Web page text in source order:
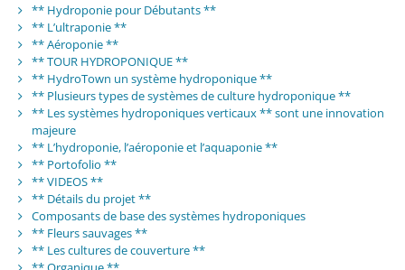
** Hydroponie pour Débutants **
** L’ultraponie **
** Aéroponie **
** TOUR HYDROPONIQUE **
** HydroTown un système hydroponique **
** Plusieurs types de systèmes de culture hydroponique **
** Les systèmes hydroponiques verticaux ** sont une innovation
majeure
** L’hydroponie, l’aéroponie et l’aquaponie **
** Portofolio **
** VIDEOS **
** Détails du projet **
Composants de base des systèmes hydroponiques
** Fleurs sauvages **
** Les cultures de couverture **